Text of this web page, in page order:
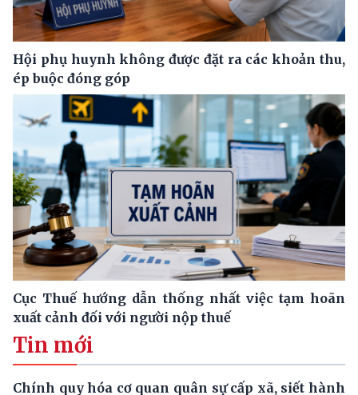
Hội phụ huynh không được đặt ra các khoản thu,
ép buộc đóng góp
Cục Thuế hướng dẫn thống nhất việc tạm hoãn
xuất cảnh đối với người nộp thuế
Tin mới
Chính quy hóa cơ quan quân sự cấp xã, siết hành